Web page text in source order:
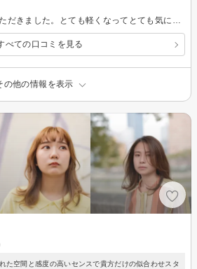
小学生の娘がカットしていただきました。とても軽くなってとても気に入ったようで喜んでいます。ありがとうございました。
べての口コミを見る
の他の情報を表示
た空間と感度の高いセンスで貴方だけの似合わせスタ